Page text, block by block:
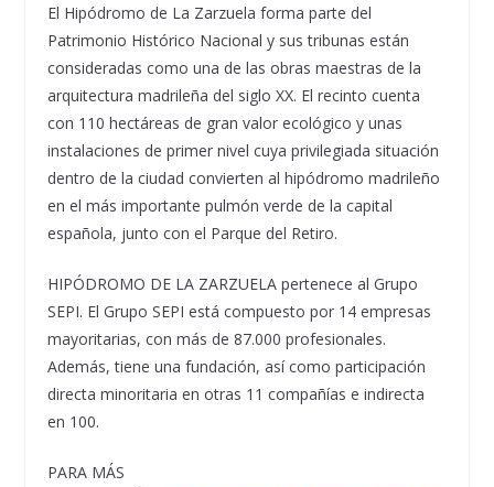
El Hipódromo de La Zarzuela forma parte del
Patrimonio Histórico Nacional y sus tribunas están
consideradas como una de las obras maestras de la
arquitectura madrileña del siglo XX. El recinto cuenta
con 110 hectáreas de gran valor ecológico y unas
instalaciones de primer nivel cuya privilegiada situación
dentro de la ciudad convierten al hipódromo madrileño
en el más importante pulmón verde de la capital
española, junto con el Parque del Retiro.
HIPÓDROMO DE LA ZARZUELA pertenece al Grupo
SEPI. El Grupo SEPI está compuesto por 14 empresas
mayoritarias, con más de 87.000 profesionales.
Además, tiene una fundación, así como participación
directa minoritaria en otras 11 compañías e indirecta
en 100.
PARA MÁS